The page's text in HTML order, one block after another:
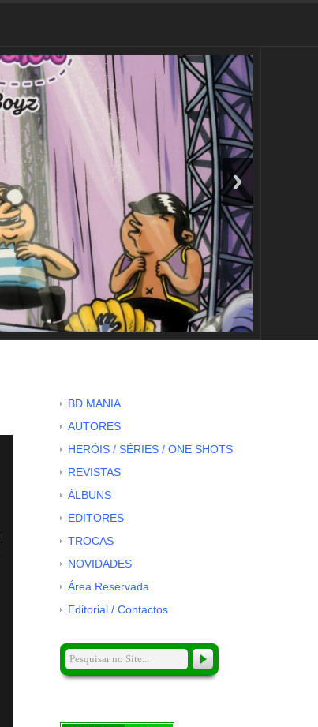
BD MANIA
AUTORES
HERÓIS / SÉRIES / ONE SHOTS
REVISTAS
ÁLBUNS
EDITORES
TROCAS
NOVIDADES
Área Reservada
Editorial / Contactos